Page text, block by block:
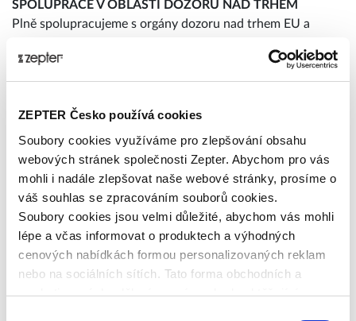
ZEPTER Česko používá cookies
Soubory cookies využíváme pro zlepšování obsahu
webových stránek společnosti Zepter. Abychom pro vás
mohli i nadále zlepšovat naše webové stránky, prosíme o
váš souhlas se zpracováním souborů cookies.
Soubory cookies jsou velmi důležité, abychom vás mohli
lépe a včas informovat o produktech a výhodných
cenových nabídkách formou personalizovaných reklam
nebo na sociálních sítích. Tato forma obchodních a
marketingových sdělení pro vás nebude obtěžující.
SPOLUPRÁCE V OBLASTI DOZORU NAD TRHEM
Plně spolupracujeme s orgány dozoru nad trhem EU a
opatření, pokud je to vyžadováno.
Pokud zaznamenáte nebo zjistíte jakýkoli bezpečnostní
problém související s výrobkem, prosíme:
1. Okamžitě přestaňte výrobek používat, pokud existuje
potenciální riziko.
2. Kontaktujte nás na adrese quality@zepter.com
uveďte:
• Název výrobku
• Popis problému
• Fotografie (je-li to relevantní)